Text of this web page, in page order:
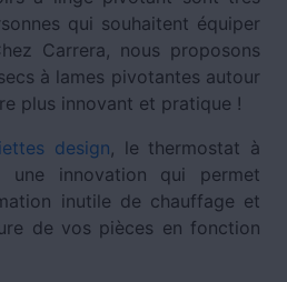
qui souhaitent équiper
Carrera, nous proposons
à lames pivotantes autour
plus innovant et pratique !
design, le thermostat à
une innovation qui permet
inutile de chauffage et
de vos pièces en fonction